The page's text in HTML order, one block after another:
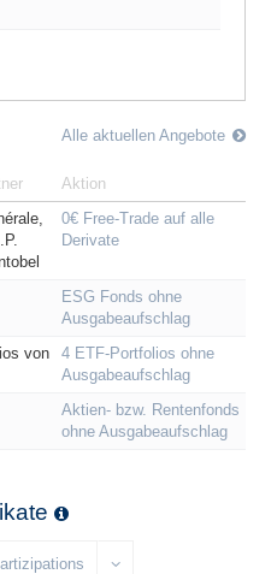
Alle aktuellen Angebote
Aktion
0€ Free-Trade auf alle
Derivate
ESG Fonds ohne
Ausgabeaufschlag
von
4 ETF-Portfolios ohne
Ausgabeaufschlag
Aktien- bzw. Rentenfonds
ohne Ausgabeaufschlag